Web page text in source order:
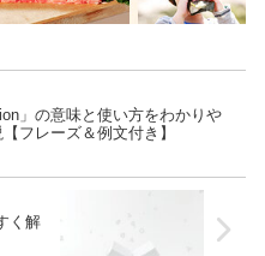
」の意味と使い方をわかりや
フレーズ＆例文付き】
く解